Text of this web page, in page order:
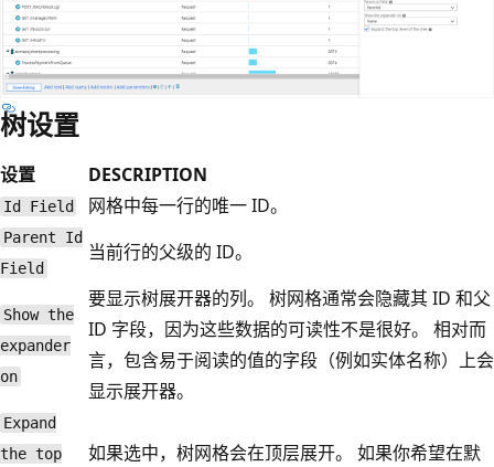
树设置
设置 DESCRIPTION
Id Field 网格中每一行的唯一 ID。
Parent Id
Field
当前行的父级的 ID。
Show the
expander
on
要显示树展开器的列。 树网格通常会隐藏其 ID 和父
ID 字段，因为这些数据的可读性不是很好。 相对而
言，包含易于阅读的值的字段（例如实体名称）上会
显示展开器。
Expand
the top
如果选中，树网格会在顶层展开。 如果你希望在默